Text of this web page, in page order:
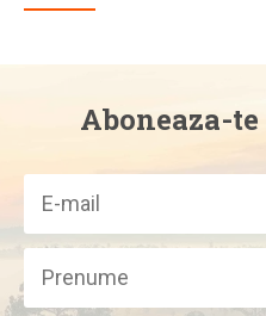
Aboneaza-